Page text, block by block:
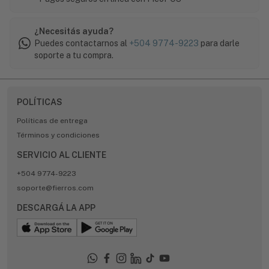
¿Necesitás ayuda?
Puedes contactarnos al +504 9774-9223 para darle
soporte a tu compra.
POLÍTICAS
Políticas de entrega
Términos y condiciones
SERVICIO AL CLIENTE
+504 9774-9223
soporte@fierros.com
DESCARGÁ LA APP